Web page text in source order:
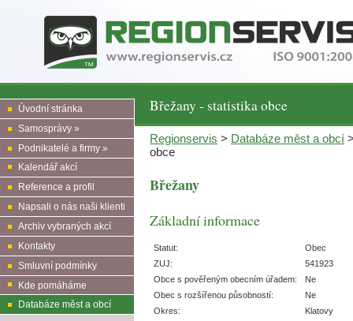
Břežany - statistika obce
Úvodní stránka
Samosprávy »
Podnikatelé a firmy »
Kalendář akcí
Reference a profil
Napsali o nás naši klienti
Archiv vybraných akcí
Kontakty
Smluvní podmínky
Kde pomáháme
Databáze měst a obcí
Regionservis > Databáze měst a obcí
obce
Břežany
Základní informace
Statut:
Obec
ZUJ:
541923
Obce s pověřeným obecním úřadem:
Ne
Obec s rozšířenou působností:
Ne
Okres:
Klatovy